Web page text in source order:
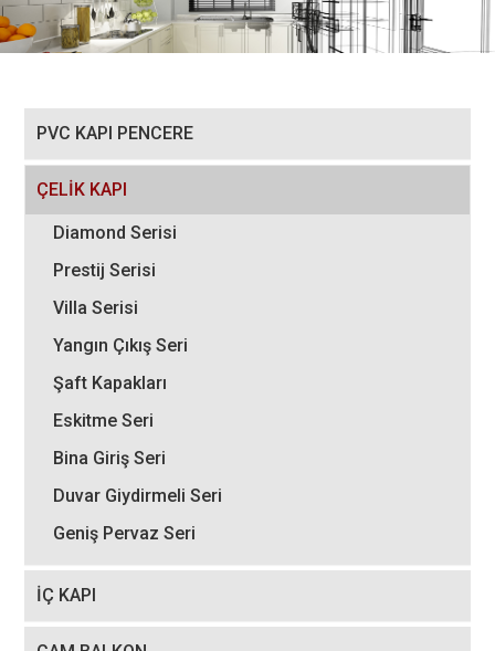
PVC KAPI PENCERE
ÇELİK KAPI
Diamond Serisi
Prestij Serisi
Villa Serisi
Yangın Çıkış Seri
Şaft Kapakları
Eskitme Seri
Bina Giriş Seri
Duvar Giydirmeli Seri
Geniş Pervaz Seri
İÇ KAPI